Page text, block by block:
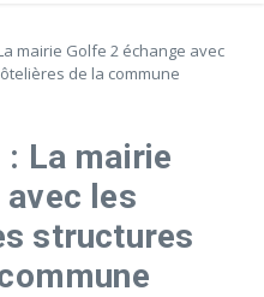
mairie Golfe 2 échange avec
de la commune
: La mairie
avec les
structures